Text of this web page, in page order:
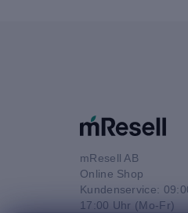
mResell AB
Online Shop
Kundenservice:
17:00 Uhr (Mo-Fr)